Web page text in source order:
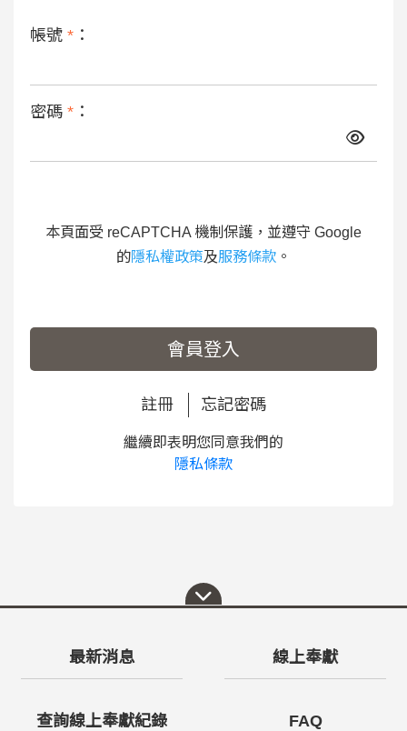
帳號 * ：
密碼 * ：
本頁面受 reCAPTCHA 機制保護，並遵守 Google
的隱私權政策及服務條款 。
會員登入
註冊 忘記密碼
繼續即表明您同意我們的
隱私條款
最新消息 線上奉獻
查詢線上奉獻紀錄 FAQ